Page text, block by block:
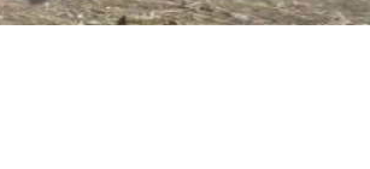
j'utilise des coquilles d'huitres